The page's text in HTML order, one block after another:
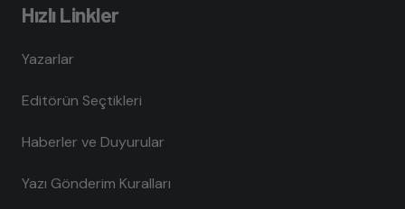
Hızlı Linkler
Yazarlar
Editörün Seçtikleri
Haberler ve Duyurular
Yazı Gönderim Kuralları